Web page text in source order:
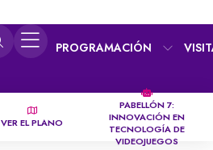
PROGRAMACIÓN
VER EL PLANO
PABELLÓN 7:
INNOVACIÓN EN
TECNOLOGÍA DE
VIDEOJUEGOS